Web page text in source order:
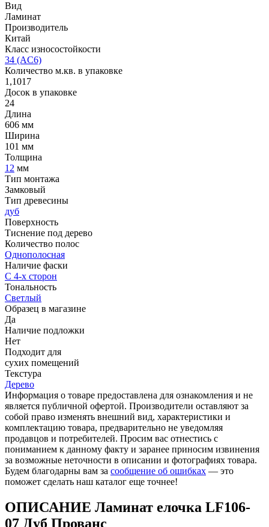
Вид
Ламинат
Производитель
Китай
Класс износостойкости
34 (AC6)
Количество м.кв. в упаковке
1,1017
Досок в упаковке
24
Длина
606 мм
Ширина
101 мм
Толщина
12 мм
Тип монтажа
Замковый
Тип древесины
дуб
Поверхность
Тиснение под дерево
Количество полос
Однополосная
Наличие фаски
С 4-х сторон
Тональность
Светлый
Образец в магазине
Да
Наличие подложки
Нет
Подходит для
cухих помещений
Текстура
Дерево
Информация о товаре предоставлена для ознакомления и не
является публичной офертой. Производители оставляют за
собой право изменять внешний вид, характеристики и
комплектацию товара, предварительно не уведомляя
продавцов и потребителей. Просим вас отнестись с
пониманием к данному факту и заранее приносим извинения
за возможные неточности в описании и фотографиях товара.
Будем благодарны вам за сообщение об ошибках — это
поможет сделать наш каталог еще точнее!
ОПИСАНИЕ Ламинат елочка LF106-
07 Дуб Прованс